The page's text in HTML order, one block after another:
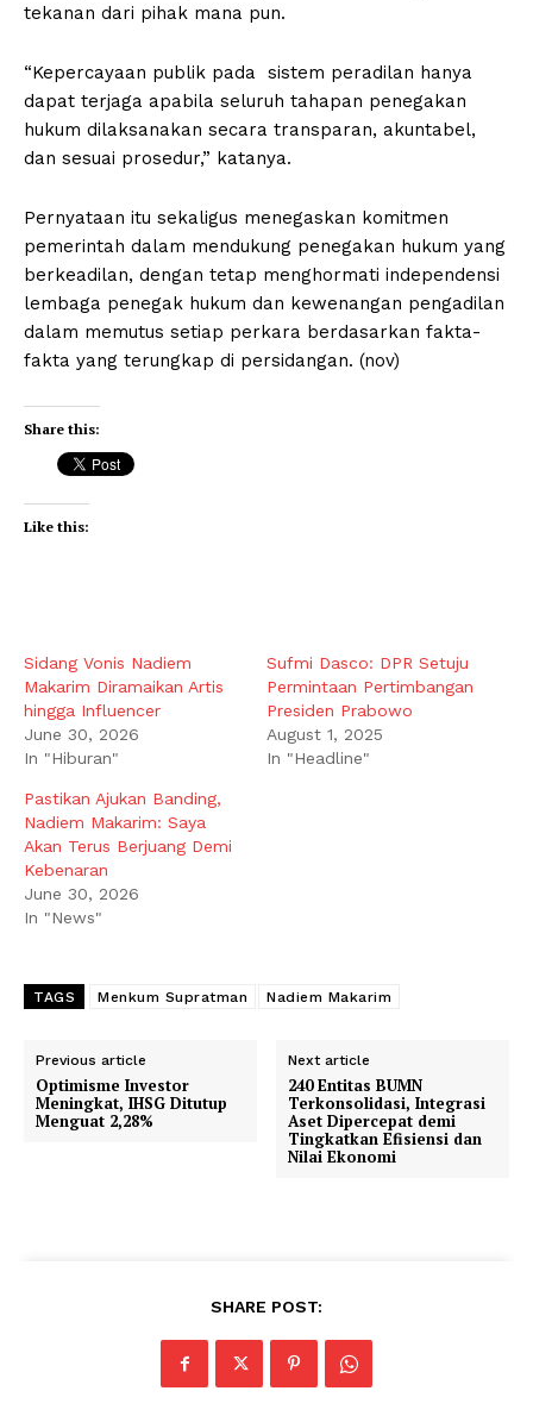
tekanan dari pihak mana pun.
“Kepercayaan publik pada sistem peradilan hanya
dapat terjaga apabila seluruh tahapan penegakan
hukum dilaksanakan secara transparan, akuntabel,
dan sesuai prosedur,” katanya.
Pernyataan itu sekaligus menegaskan komitmen
pemerintah dalam mendukung penegakan hukum yang
berkeadilan, dengan tetap menghormati independensi
lembaga penegak hukum dan kewenangan pengadilan
dalam memutus setiap perkara berdasarkan fakta-
fakta yang terungkap di persidangan. (nov)
Share this:
Like this:
Sidang Vonis Nadiem
Makarim Diramaikan Artis
hingga Influencer
June 30, 2026
In "Hiburan"
Sufmi Dasco: DPR Setuju
Permintaan Pertimbangan
Presiden Prabowo
August 1, 2025
In "Headline"
Pastikan Ajukan Banding,
Nadiem Makarim: Saya
Akan Terus Berjuang Demi
Kebenaran
June 30, 2026
In "News"
TAGS Menkum Supratman Nadiem Makarim
Previous article
Optimisme Investor
Meningkat, IHSG Ditutup
Menguat 2,28%
Next article
240 Entitas BUMN
Terkonsolidasi, Integrasi
Aset Dipercepat demi
Tingkatkan Efisiensi dan
Nilai Ekonomi
SHARE POST: